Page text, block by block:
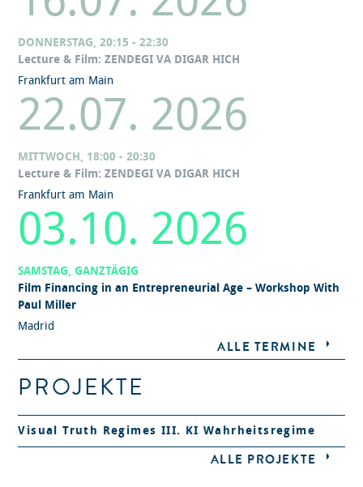
DONNERSTAG, 20:15 - 22:30
Lecture & Film: ZENDEGI VA DIGAR HICH
Frankfurt am Main
22.07. 2026
MITTWOCH, 18:00 - 20:30
Lecture & Film: ZENDEGI VA DIGAR HICH
Frankfurt am Main
03.10. 2026
SAMSTAG, GANZTÄGIG
Film Financing in an Entrepreneurial Age – Workshop With
Paul Miller
Madrid
ALLE TERMINE
PROJEKTE
Visual Truth Regimes III. KI Wahrheitsregime
ALLE PROJEKTE